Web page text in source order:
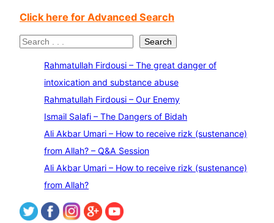
Click here for Advanced Search
S
Search
Rahmatullah Firdousi – The great danger of
intoxication and substance abuse
Rahmatullah Firdousi – Our Enemy
Ismail Salafi – The Dangers of Bidah
Ali Akbar Umari – How to receive rizk (sustenance)
from Allah? – Q&A Session
Ali Akbar Umari – How to receive rizk (sustenance)
from Allah?